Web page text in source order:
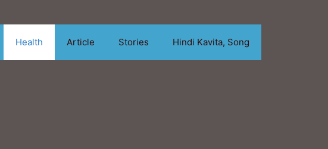
Health Article Stories Hindi Kavita, Song